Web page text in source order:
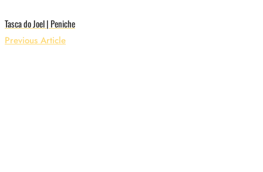
Tasca do Joel | Peniche
Previous Article